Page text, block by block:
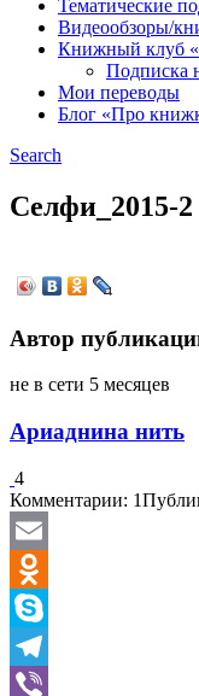
Тематические
Видеообзоры/
Книжный клуб
Подписка
Мои переводы
Блог «Про
Search
Селфи_2015-2
Автор
не в сети 5 месяцев
Ариаднина нить
4
Комментарии: 1
Email
Odnoklassniki
Skype
Telegram